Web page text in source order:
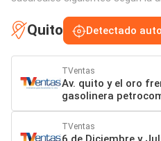
Quito Detectado
TVentas
Av. quito y el oro
gasolinera
Quito
TVentas